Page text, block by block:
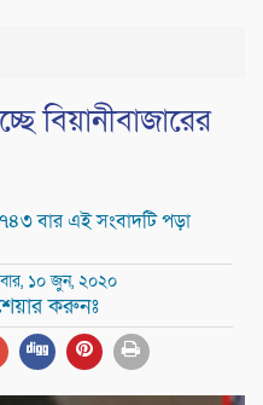
বিয়ানীবাজারের
বার এই সংবাদটি পড়া
১০ জুন, ২০২০
করুনঃ